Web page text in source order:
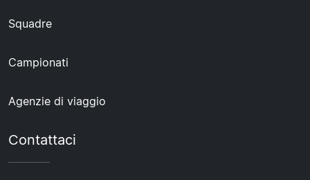
Squadre
Campionati
Agenzie di viaggio
Contattaci